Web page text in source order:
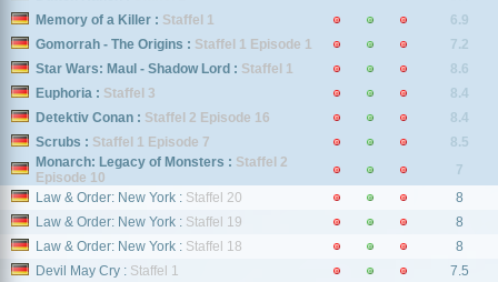
Memory of a Killer : Staffel 1
6.9
Gomorrah - The Origins : Staffel 1 Episode 1
7.2
Star Wars: Maul - Shadow Lord : Staffel 1
8.6
Euphoria : Staffel 3
8.4
Detektiv Conan : Staffel 2 Episode 16
8.4
Scrubs : Staffel 1 Episode 7
8.5
Monarch: Legacy of Monsters : Staffel 2
Episode 10
7
Law & Order: New York : Staffel 20
8
Law & Order: New York : Staffel 19
8
Law & Order: New York : Staffel 18
8
Devil May Cry : Staffel 1
7.5